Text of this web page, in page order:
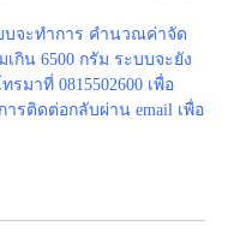
บจะทำการ คำนวณค่าจัด
กิน 6500 กรัม ระบบจะยัง
มาที่ 0815502600 เพื่อ
รติดต่อกลับผ่าน email เพื่อ